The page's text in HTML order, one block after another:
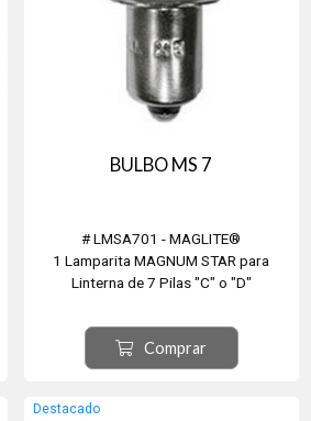
BULBO MS 7
# LMSA701 - MAGLITE®
1 Lamparita MAGNUM STAR para
Linterna de 7 Pilas "C" o "D"
Comprar
Destacado